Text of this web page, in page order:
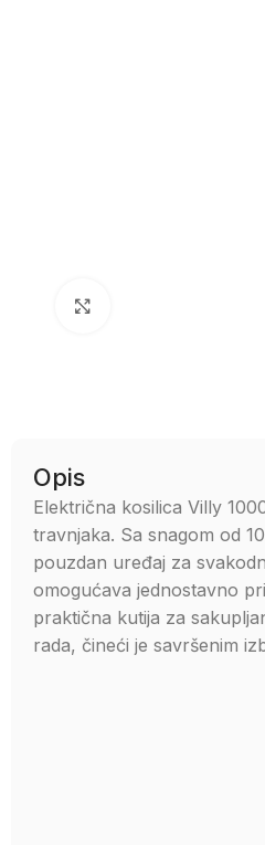
Opis
Električna kosilica Villy
travnjaka. Sa snagom od
pouzdan uređaj za
omogućava jednostavno
praktična kutija za
rada, čineći je savršenim